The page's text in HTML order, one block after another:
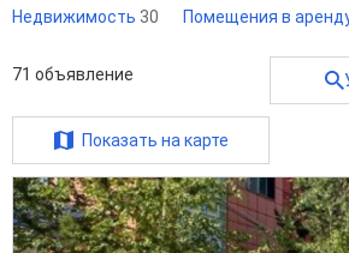
Недвижимость 30 Помещения в
71 объявление
Показать на карте